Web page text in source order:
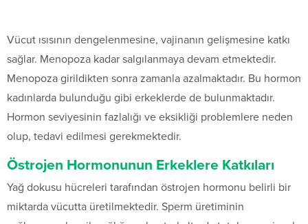
Vücut ısısının dengelenmesine, vajinanın gelişmesine katkı
sağlar. Menopoza kadar salgılanmaya devam etmektedir.
Menopoza girildikten sonra zamanla azalmaktadır. Bu hormon
kadınlarda bulunduğu gibi erkeklerde de bulunmaktadır.
Hormon seviyesinin fazlalığı ve eksikliği problemlere neden
olup, tedavi edilmesi gerekmektedir.
Östrojen Hormonunun Erkeklere Katkıları
Yağ dokusu hücreleri tarafından östrojen hormonu belirli bir
miktarda vücutta üretilmektedir. Sperm üretiminin